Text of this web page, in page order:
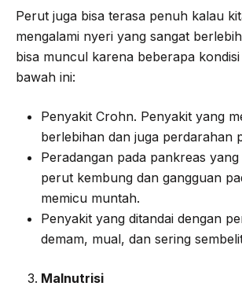
Perut juga bisa terasa penuh kalau
mengalami nyeri yang sangat
bisa muncul karena beberapa
bawah ini:
Penyakit Crohn. Penyakit yang
berlebihan dan juga perdarahan
Peradangan pada pankreas
perut kembung dan gangguan
memicu muntah.
Penyakit yang ditandai dengan
demam, mual, dan sering
Malnutrisi